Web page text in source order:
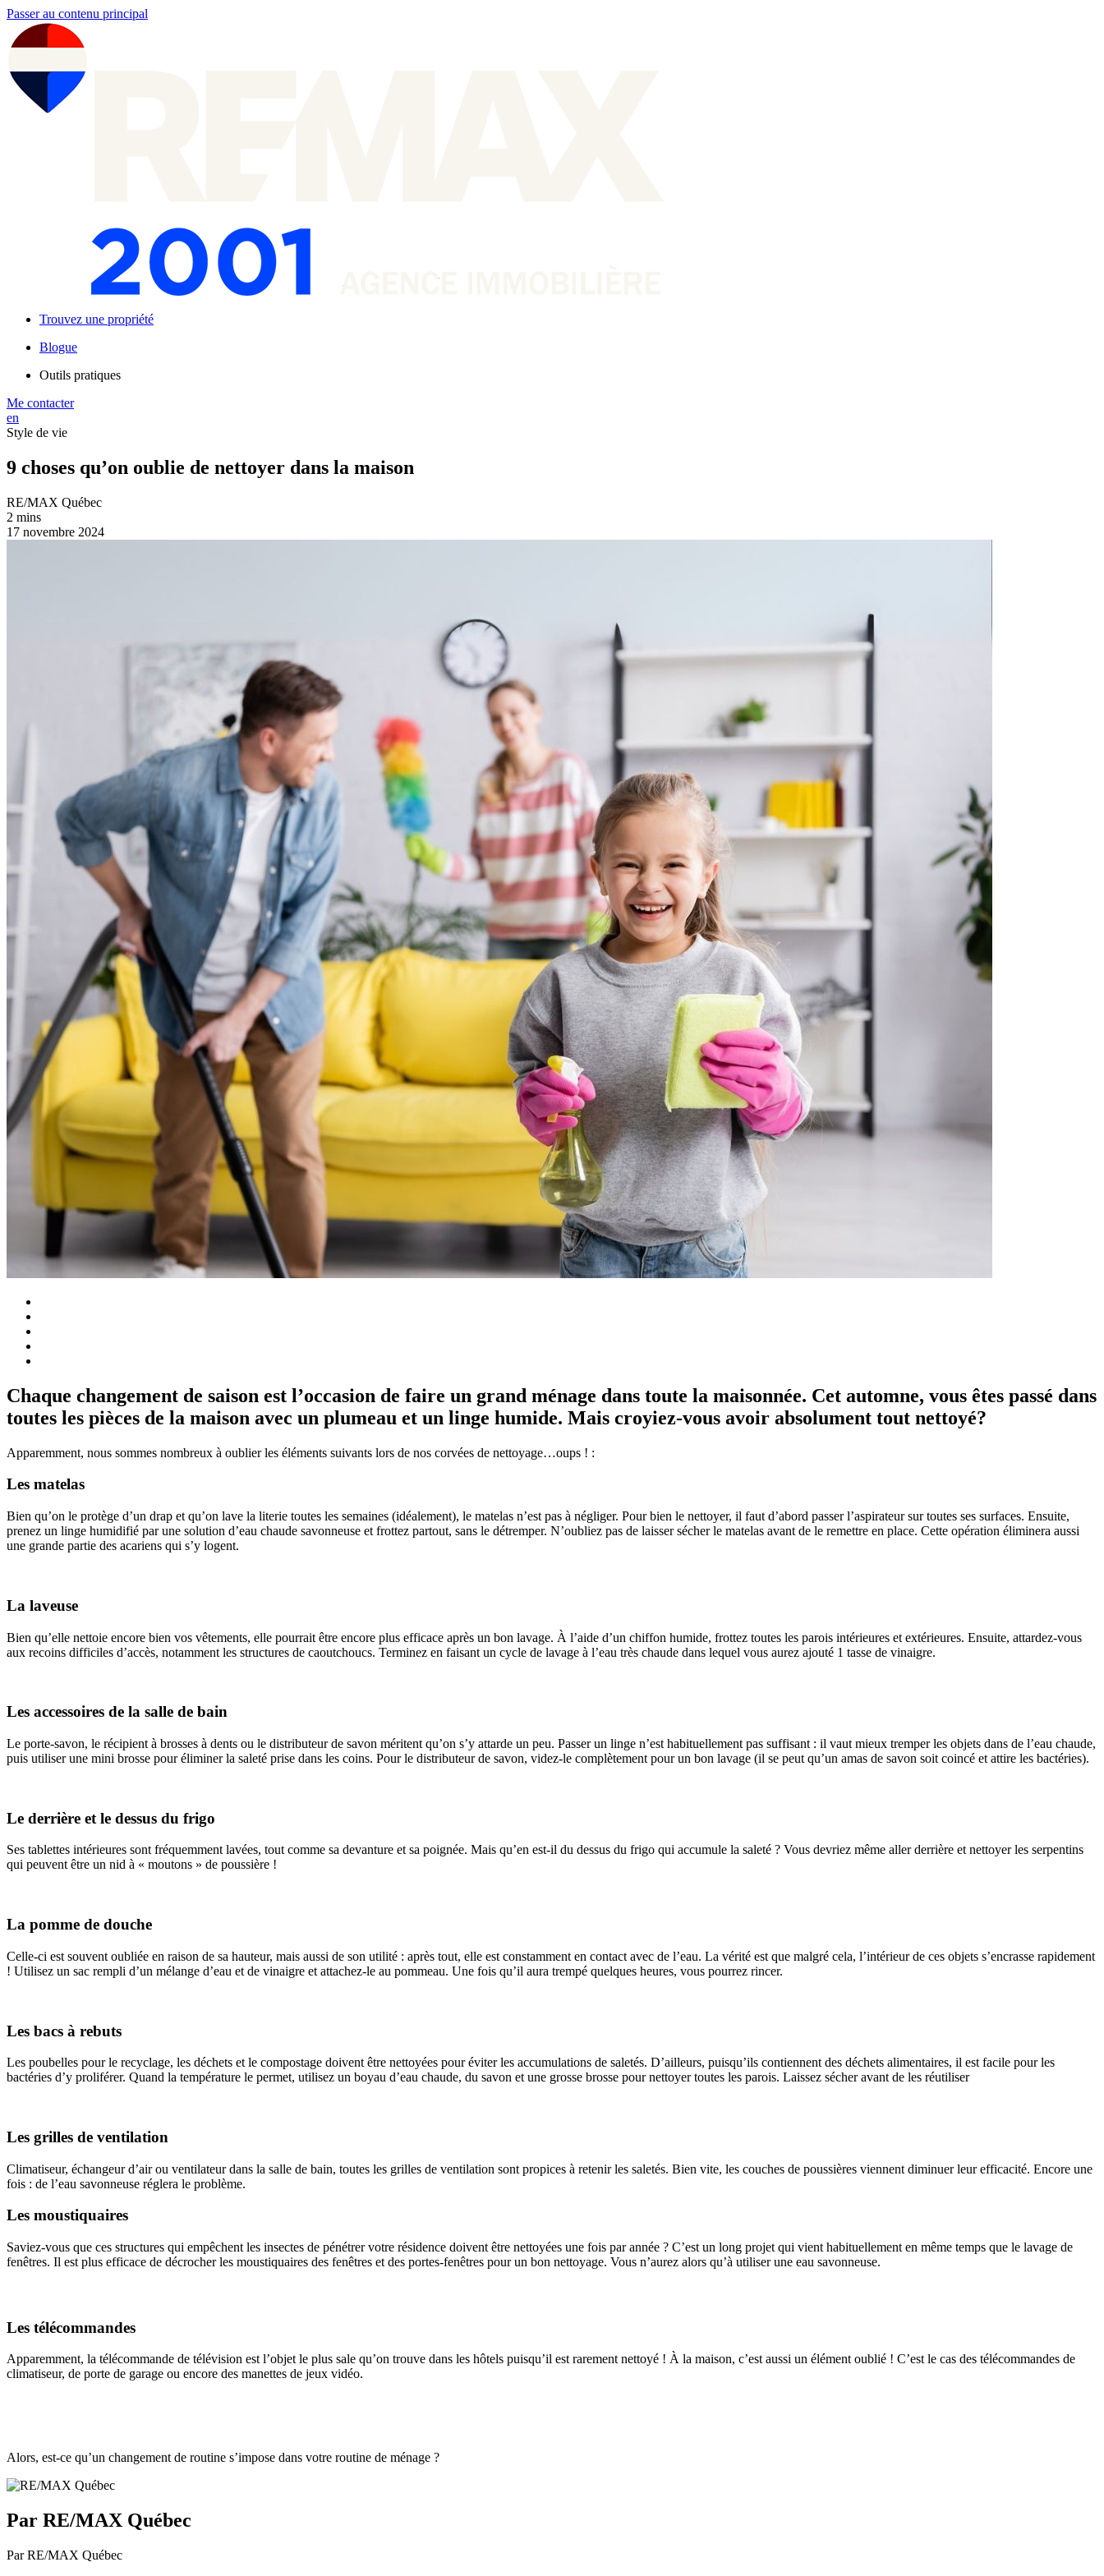
Passer au contenu principal
Trouvez une propriété
Blogue
Outils pratiques
Me contacter
en
Style de vie
9 choses qu’on oublie de nettoyer dans la maison
RE/MAX Québec
2 mins
17 novembre 2024
Chaque changement de saison est l’occasion de faire un grand ménage dans toute la maisonnée. Cet automne, vous êtes passé dans
toutes les pièces de la maison avec un plumeau et un linge humide. Mais croyiez-vous avoir absolument tout nettoyé?
Apparemment, nous sommes nombreux à oublier les éléments suivants lors de nos corvées de nettoyage…oups ! :
Les matelas
Bien qu’on le protège d’un drap et qu’on lave la literie toutes les semaines (idéalement), le matelas n’est pas à négliger. Pour bien le nettoyer, il faut d’abord passer l’aspirateur sur toutes ses surfaces. Ensuite,
prenez un linge humidifié par une solution d’eau chaude savonneuse et frottez partout, sans le détremper. N’oubliez pas de laisser sécher le matelas avant de le remettre en place. Cette opération éliminera aussi
une grande partie des acariens qui s’y logent.
La laveuse
Bien qu’elle nettoie encore bien vos vêtements, elle pourrait être encore plus efficace après un bon lavage. À l’aide d’un chiffon humide, frottez toutes les parois intérieures et extérieures. Ensuite, attardez-vous
aux recoins difficiles d’accès, notamment les structures de caoutchoucs. Terminez en faisant un cycle de lavage à l’eau très chaude dans lequel vous aurez ajouté 1 tasse de vinaigre.
Les accessoires de la salle de bain
Le porte-savon, le récipient à brosses à dents ou le distributeur de savon méritent qu’on s’y attarde un peu. Passer un linge n’est habituellement pas suffisant : il vaut mieux tremper les objets dans de l’eau chaude,
puis utiliser une mini brosse pour éliminer la saleté prise dans les coins. Pour le distributeur de savon, videz-le complètement pour un bon lavage (il se peut qu’un amas de savon soit coincé et attire les bactéries).
Le derrière et le dessus du frigo
Ses tablettes intérieures sont fréquemment lavées, tout comme sa devanture et sa poignée. Mais qu’en est-il du dessus du frigo qui accumule la saleté ? Vous devriez même aller derrière et nettoyer les serpentins
qui peuvent être un nid à « moutons » de poussière !
La pomme de douche
Celle-ci est souvent oubliée en raison de sa hauteur, mais aussi de son utilité : après tout, elle est constamment en contact avec de l’eau. La vérité est que malgré cela, l’intérieur de ces objets s’encrasse rapidement
! Utilisez un sac rempli d’un mélange d’eau et de vinaigre et attachez-le au pommeau. Une fois qu’il aura trempé quelques heures, vous pourrez rincer.
Les bacs à rebuts
Les poubelles pour le recyclage, les déchets et le compostage doivent être nettoyées pour éviter les accumulations de saletés. D’ailleurs, puisqu’ils contiennent des déchets alimentaires, il est facile pour les
bactéries d’y proliférer. Quand la température le permet, utilisez un boyau d’eau chaude, du savon et une grosse brosse pour nettoyer toutes les parois. Laissez sécher avant de les réutiliser
Les grilles de ventilation
Climatiseur, échangeur d’air ou ventilateur dans la salle de bain, toutes les grilles de ventilation sont propices à retenir les saletés. Bien vite, les couches de poussières viennent diminuer leur efficacité. Encore une
fois : de l’eau savonneuse réglera le problème.
Les moustiquaires
Saviez-vous que ces structures qui empêchent les insectes de pénétrer votre résidence doivent être nettoyées une fois par année ? C’est un long projet qui vient habituellement en même temps que le lavage de
fenêtres. Il est plus efficace de décrocher les moustiquaires des fenêtres et des portes-fenêtres pour un bon nettoyage. Vous n’aurez alors qu’à utiliser une eau savonneuse.
Les télécommandes
Apparemment, la télécommande de télévision est l’objet le plus sale qu’on trouve dans les hôtels puisqu’il est rarement nettoyé ! À la maison, c’est aussi un élément oublié ! C’est le cas des télécommandes de
climatiseur, de porte de garage ou encore des manettes de jeux vidéo.
Alors, est-ce qu’un changement de routine s’impose dans votre routine de ménage ?
Par RE/MAX Québec
Par RE/MAX Québec